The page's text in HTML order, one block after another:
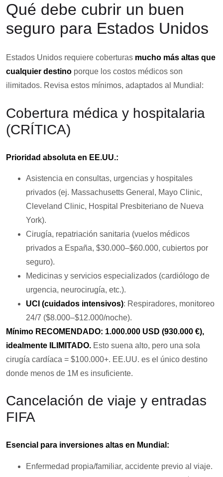
Qué debe cubrir un buen
seguro para Estados Unidos
Estados Unidos requiere coberturas mucho más altas que
cualquier destino porque los costos médicos son
ilimitados. Revisa estos mínimos, adaptados al Mundial:
Cobertura médica y hospitalaria
(CRÍTICA)
Prioridad absoluta en EE.UU.:
Asistencia en consultas, urgencias y hospitales
privados (ej. Massachusetts General, Mayo Clinic,
Cleveland Clinic, Hospital Presbiteriano de Nueva
York).
Cirugía, repatriación sanitaria (vuelos médicos
privados a España, $30.000–$60.000, cubiertos por
seguro).
Medicinas y servicios especializados (cardiólogo de
urgencia, neurocirugía, etc.).
UCI (cuidados intensivos): Respiradores, monitoreo
24/7 ($8.000–$12.000/noche).
Mínimo RECOMENDADO: 1.000.000 USD (930.000 €),
idealmente ILIMITADO. Esto suena alto, pero una sola
cirugía cardíaca = $100.000+. EE.UU. es el único destino
donde menos de 1M es insuficiente.
Cancelación de viaje y entradas
FIFA
Esencial para inversiones altas en Mundial:
Enfermedad propia/familiar, accidente previo al viaje.